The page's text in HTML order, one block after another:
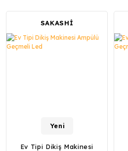
SAKASHİ
Yeni
Ev Tipi Dikiş Makinesi